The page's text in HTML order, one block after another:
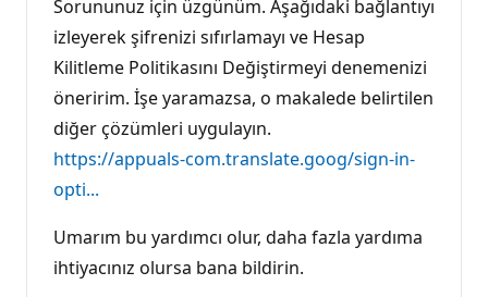
Sorununuz için üzgünüm. Aşağıdaki bağlantıyı
izleyerek şifrenizi sıfırlamayı ve Hesap
Kilitleme Politikasını Değiştirmeyi denemenizi
öneririm. İşe yaramazsa, o makalede belirtilen
diğer çözümleri uygulayın.
https://appuals-com.translate.goog/sign-in-
opti...
Umarım bu yardımcı olur, daha fazla yardıma
ihtiyacınız olursa bana bildirin.